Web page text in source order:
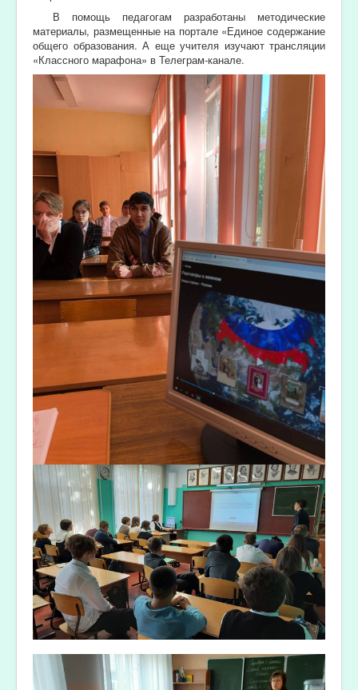
В помощь педагогам разработаны методические
материалы, размещенные на портале «Единое содержание
общего образования. А еще учителя изучают трансляции
«Классного марафона» в Телеграм-канале.